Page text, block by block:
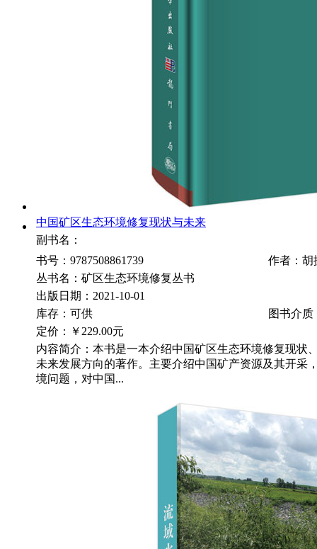
中国矿区生态环境修复现状与未来
副书名：
书号：9787508861739
作者：胡
丛书名：矿区生态环境修复丛书
出版日期：2021-10-01
库存：可供
图书介质
定价：
￥229.00元
内容简介：本书是一本介绍中国矿区生态环境修复现状
未来发展方向的著作。主要介绍中国矿产资源及其开采
境问题，对中国...